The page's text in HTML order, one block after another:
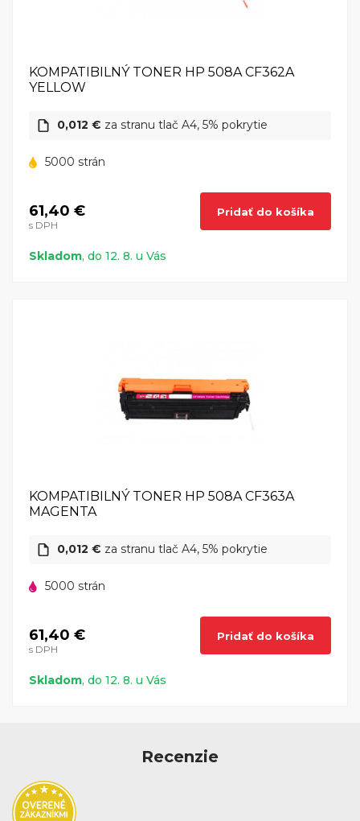
KOMPATIBILNÝ TONER HP 508A CF362A
YELLOW
0,012 € za stranu tlač A4, 5% pokrytie
5000 strán
61,40 €
s DPH
Pridať do košíka
Skladom, do 12. 8. u Vás
KOMPATIBILNÝ TONER HP 508A CF363A
MAGENTA
0,012 € za stranu tlač A4, 5% pokrytie
5000 strán
61,40 €
s DPH
Pridať do košíka
Skladom, do 12. 8. u Vás
Recenzie